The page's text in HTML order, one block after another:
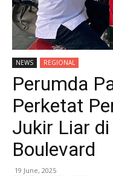
NEWS REGIONAL
Perumda
Perketat
Jukir Liar
Boulevard
19 June, 2025